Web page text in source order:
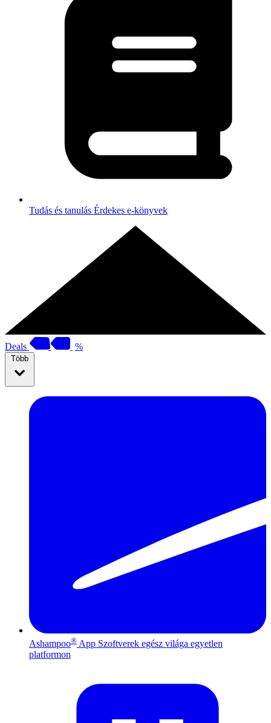
Tudás és tanulás Érdekes e-könyvek
Deals %
Több
Ashampoo® App Szoftverek egész világa egyetlen
platformon